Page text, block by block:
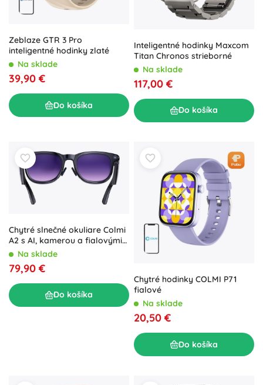
Zeblaze GTR 3 Pro
inteligentné hodinky zlaté
Na sklade
39,90 €
Do košíka
Inteligentné hodinky Maxcom
Titan Chronos strieborné
Na sklade
117,00 €
Do košíka
Chytré slnečné okuliare Colmi
A2 s AI, kamerou a fialovými
sklami
Na sklade
79,90 €
Do košíka
Chytré hodinky COLMI P71
fialové
Na sklade
20,50 €
Do košíka